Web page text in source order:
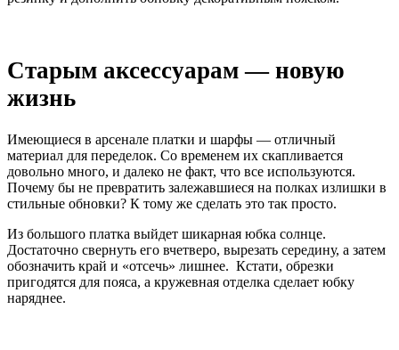
Старым аксессуарам — новую
жизнь
Имеющиеся в арсенале платки и шарфы — отличный
материал для переделок. Со временем их скапливается
довольно много, и далеко не факт, что все используются.
Почему бы не превратить залежавшиеся на полках излишки в
стильные обновки? К тому же сделать это так просто.
Из большого платка выйдет шикарная юбка солнце.
Достаточно свернуть его вчетверо, вырезать середину, а затем
обозначить край и «отсечь» лишнее. Кстати, обрезки
пригодятся для пояса, а кружевная отделка сделает юбку
наряднее.